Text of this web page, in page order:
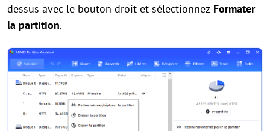
dessus avec le bouton droit et sélectionnez Formater
la partition.